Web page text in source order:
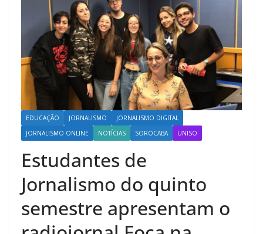
EDUCAÇÃO JORNALISMO
JORNALISMO DIGITAL
JORNALISMO ONLINE
NOTÍCIAS SOROCABA UNISO
Estudantes de
Jornalismo do quinto
semestre apresentam o